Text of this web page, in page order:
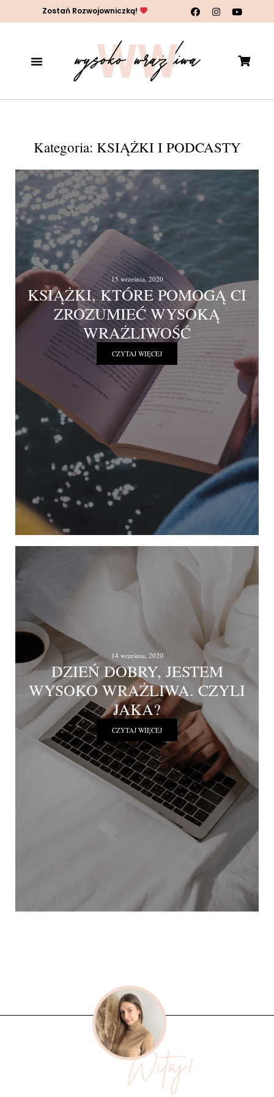
Zostań Rozwojowniczką!
Kategoria: KSIĄŻKI I PODCASTY
15 września, 2020
KSIĄŻKI, KTÓRE POMOGĄ CI
ZROZUMIEĆ WYSOKĄ
WRAŻLIWOŚĆ
CZYTAJ WIĘCEJ
14 września, 2020
DZIEŃ DOBRY, JESTEM
WYSOKO WRAŻLIWA. CZYLI
JAKA?
CZYTAJ WIĘCEJ